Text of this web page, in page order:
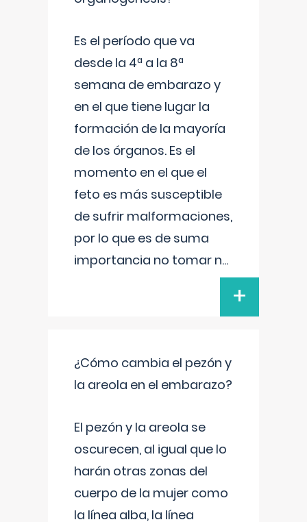
Es el período que va
desde la 4ª a la 8ª
semana de embarazo y
en el que tiene lugar la
formación de la mayoría
de los órganos. Es el
momento en el que el
feto es más susceptible
de sufrir malformaciones,
por lo que es de suma
importancia no tomar n...
+
¿Cómo cambia el pezón y
la areola en el embarazo?
El pezón y la areola se
oscurecen, al igual que lo
harán otras zonas del
cuerpo de la mujer como
la línea alba, la línea